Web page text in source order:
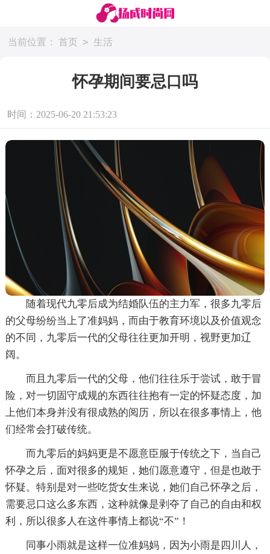
当前位置： 首页 > 生活
怀孕期间要忌口吗
时间：2025-06-20 21:53:23
随着现代九零后成为结婚队伍的主力军，很多九零后
的父母纷纷当上了准妈妈，而由于教育环境以及价值观念
的不同，九零后一代的父母往往更加开明，视野更加辽
阔。
而且九零后一代的父母，他们往往乐于尝试，敢于冒
险，对一切固守成规的东西往往抱有一定的怀疑态度，加
上他们本身并没有很成熟的阅历，所以在很多事情上，他
们经常会打破传统。
而九零后的妈妈更是不愿意臣服于传统之下，当自己
怀孕之后，面对很多的规矩，她们愿意遵守，但是也敢于
怀疑。特别是对一些吃货女生来说，她们自己怀孕之后，
需要忌口这么多东西，这种就像是剥夺了自己的自由和权
利，所以很多人在这件事情上都说“不”！
同事小雨就是这样一位准妈妈，因为小雨是四川人，